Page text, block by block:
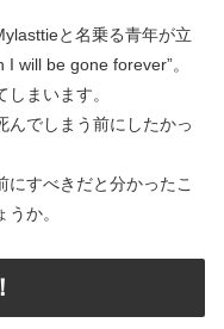
と名乗る青年が立
will be gone forever”。
まいます。
んでしまう前にしたかっ
すべきだと分かったこ
か。